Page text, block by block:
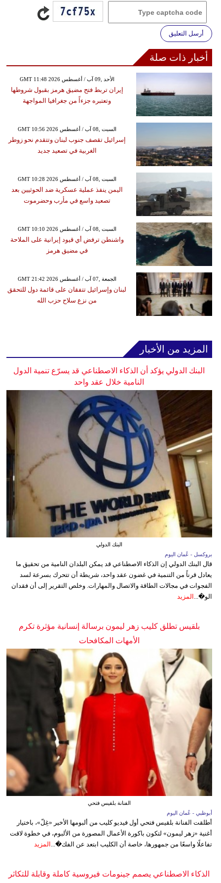
أرسل التعليق
أخبار ذات صلة
GMT 11:48 2026 الأحد ,09 آب / أغسطس
إيران تربط فتح مضيق هرمز بقبول شروطها
وتعتبره جزءاً من جغرافيا المواجهة
GMT 10:56 2026 السبت ,08 آب / أغسطس
إسرائيل تقصف جنوب لبنان وتتقدم نحو زوطر
الغربية في تصعيد جديد
GMT 10:28 2026 السبت ,08 آب / أغسطس
اليمن ينفذ عملية عسكرية ضد الحوثيين بعد
تصعيد واسع في مأرب وحضرموت
GMT 10:10 2026 السبت ,08 آب / أغسطس
واشنطن ترفض أي قيود إيرانية على الملاحة
في مضيق هرمز
GMT 21:42 2026 الجمعة ,07 آب / أغسطس
لبنان وإسرائيل تتفقان على قائمة دول للتحقق
من نزع سلاح حزب الله
المزيد من الأخبار
البنك الدولي يؤكد أن الذكاء الاصطناعي قد يسرّع تنمية الدول
النامية خلال عقد واحد
البنك الدولي
بروكسل - عُمان اليوم
قال البنك الدولي إن الذكاء الاصطناعي قد يمكن البلدان النامية من تحقيق ما
يعادل قرناً من التنمية في غضون عقد واحد، شريطة أن تتحرك بسرعة لسد
الفجوات في مجالات الطاقة والاتصال والمهارات. وخلص التقرير إلى أن فقدان
الو�... المزيد
بلقيس تطلق كليب زهر ليمون برسالة إنسانية مؤثرة تكرم
الأمهات المكافحات
الفنانة بلقيس فتحي
أبوظبي - عُمان اليوم
أطلقت الفنانة بلقيس فتحي أول فيديو كليب من ألبومها الأخير «غِلّ»، باختيار
أغنية «زهر ليمون» لتكون باكورة الأعمال المصورة من الألبوم، في خطوة لاقت
تفاعلًا واسعًا من جمهورها، خاصة أن الكليب ابتعد عن الفك�...
المزيد
الذكاء الاصطناعي يصمم جينومات فيروسية كاملة وقابلة للتكاثر